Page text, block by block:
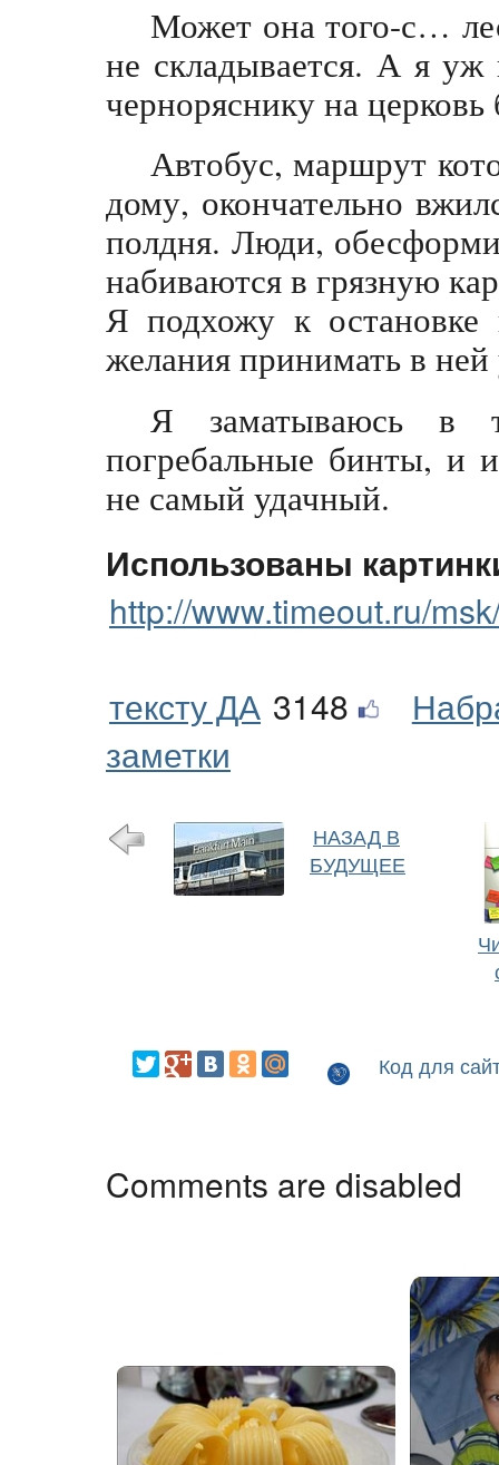
Может она того-с…
не складывается. А я уж
черноряснику на
Автобус, маршрут
дому, окончательно
полдня. Люди,
набиваются в грязную
Я подхожу к
желания принимать в ней
Я заматываюсь в
погребальные бинты, и
не самый удачный.
Использованы
http://www.timeout.ru/
тексту ДА 3148
заметки
НАЗАД В
БУДУЩЕЕ
Код для
Comments are disabled